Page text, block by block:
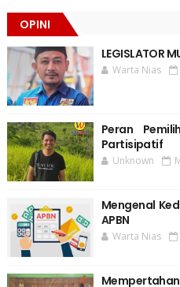
OPINI
LEGISLATOR
Warta Nias
Peran
Partisipatif
Unknown
Mengenal
APBN
Warta Nias